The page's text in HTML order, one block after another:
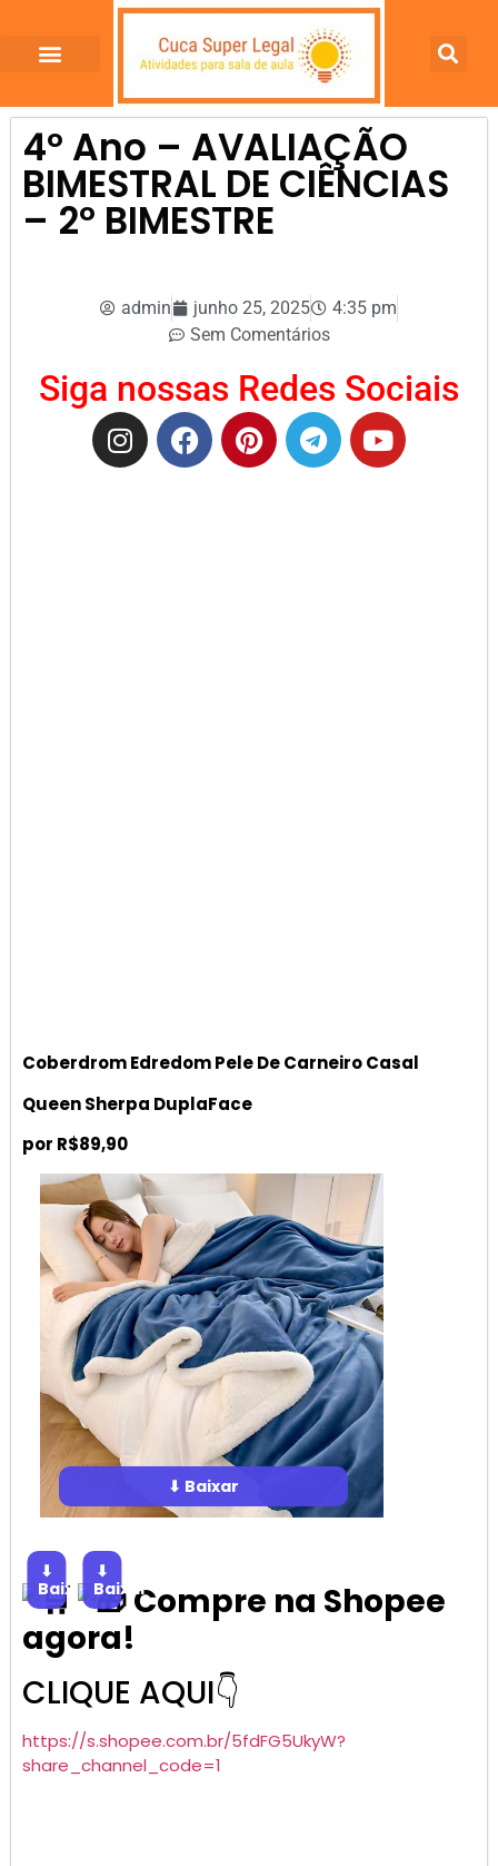
4º Ano – AVALIAÇÃO
BIMESTRAL DE CIÊNCIAS
– 2º BIMESTRE
admin junho 25, 2025
4:35 pm
Sem Comentários
Siga nossas Redes Sociais
Coberdrom Edredom Pele De Carneiro Casal
Queen Sherpa DuplaFace
por R$89,90
⬇ Baixar
⬇
Baixar
⬇
BaixarCompre na Shopee
agora!
CLIQUE AQUI👇
https://s.shopee.com.br/5fdFG5UkyW?
share_channel_code=1